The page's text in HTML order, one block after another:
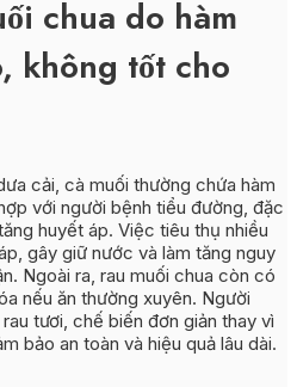
chua do hàm
không tốt cho
cải, cà muối thường chứa hàm
với người bệnh tiểu đường, đặc
huyết áp. Việc tiêu thụ nhiều
gây giữ nước và làm tăng nguy
Ngoài ra, rau muối chua còn có
nếu ăn thường xuyên. Người
tươi, chế biến đơn giản thay vì
bảo an toàn và hiệu quả lâu dài.